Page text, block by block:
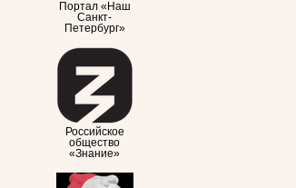
Портал «Наш
Санкт-
Петербург»
Российское
общество
«Знание»